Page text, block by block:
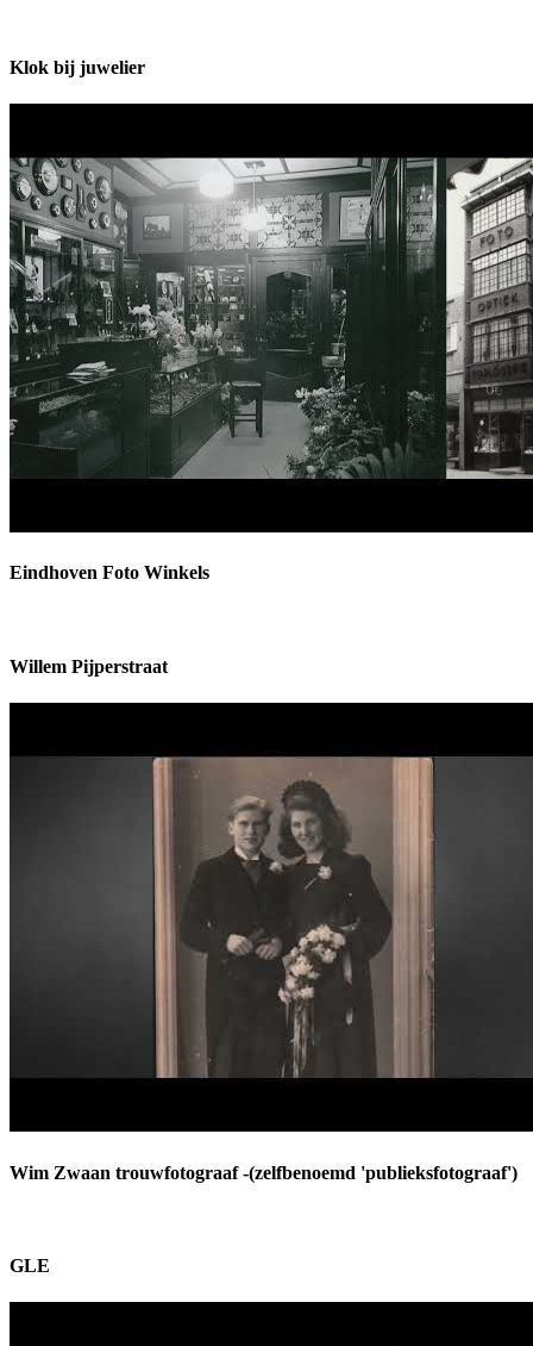
Klok bij juwelier
Eindhoven Foto Winkels
Willem Pijperstraat
Wim Zwaan trouwfotograaf -(zelfbenoemd 'publieksfotograaf')
GLE